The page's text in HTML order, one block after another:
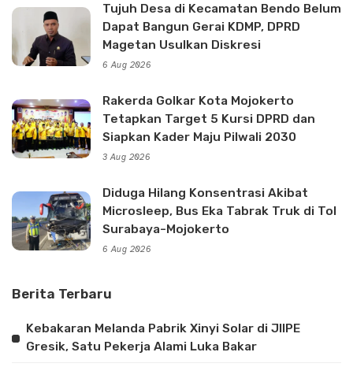
Tujuh Desa di Kecamatan Bendo Belum
Dapat Bangun Gerai KDMP, DPRD
Magetan Usulkan Diskresi
6 Aug 2026
Rakerda Golkar Kota Mojokerto
Tetapkan Target 5 Kursi DPRD dan
Siapkan Kader Maju Pilwali 2030
3 Aug 2026
Diduga Hilang Konsentrasi Akibat
Microsleep, Bus Eka Tabrak Truk di Tol
Surabaya-Mojokerto
6 Aug 2026
Berita Terbaru
Kebakaran Melanda Pabrik Xinyi Solar di JIIPE
Gresik, Satu Pekerja Alami Luka Bakar